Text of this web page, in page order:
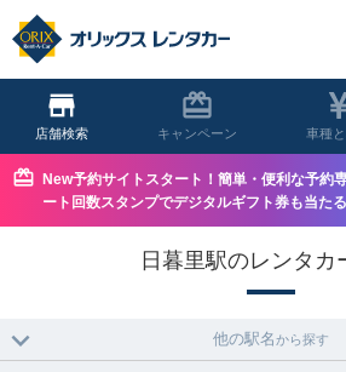
店舗 キャンペーン 車種
New予約サイトスタート！簡単・便利な予約
ート回数スタンプでデジタルギフト券も当たる
日暮里駅のレンタカ
他の駅名から探す